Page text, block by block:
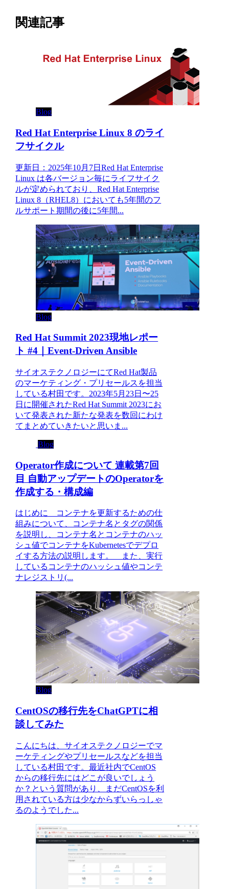
関連記事
Blog
Red Hat Enterprise Linux 8 のライ
フサイクル
更新日：2025年10月7日Red Hat Enterprise
Linux は各バージョン毎にライフサイク
ルが定められており、Red Hat Enterprise
Linux 8（RHEL8）においても5年間のフ
ルサポート期間の後に5年間...
Blog
Red Hat Summit 2023現地レポー
ト #4｜Event-Driven Ansible
サイオステクノロジーにてRed Hat製品
のマーケティング・プリセールスを担当
している村田です。2023年5月23日〜25
日に開催されたRed Hat Summit 2023にお
いて発表された新たな発表を数回にわけ
てまとめていきたいと思いま...
Blog
Operator作成について 連載第7回
目 自動アップデートのOperatorを
作成する・構成編
はじめに コンテナを更新するための仕
組みについて、コンテナ名とタグの関係
を説明し、コンテナ名とコンテナのハッ
シュ値でコンテナをKubernetesでデプロ
イする方法の説明します。 また、実行
しているコンテナのハッシュ値やコンテ
ナレジストリ(...
Blog
CentOSの移行先をChatGPTに相
談してみた
こんにちは、サイオステクノロジーでマ
ーケティングやプリセールスなどを担当
している村田です。最近社内でCentOS
からの移行先にはどこが良いでしょう
か？という質問があり、まだCentOSを利
用されている方は少なからずいらっしゃ
るのようでした...